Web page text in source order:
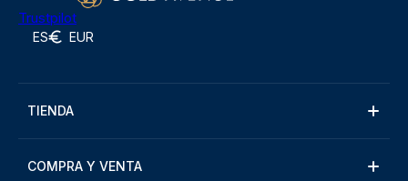
Trustpilot
ES EUR
TIENDA
COMPRA Y VENTA